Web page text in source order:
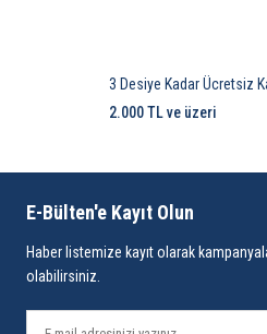
3 Desiye Kadar Ücretsiz
2.000 TL ve üzeri
E-Bülten'e Kayıt Olun
Haber listemize kayıt olarak
olabilirsiniz.